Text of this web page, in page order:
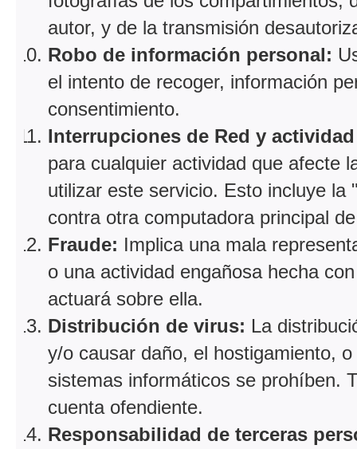
autor, y de la transmisión
Robo de información personal:
el intento de recoger, información
consentimiento.
Interrupciones de Red y
para cualquier actividad que afecte
utilizar este servicio. Esto incluye
contra otra computadora principal
Fraude: Implica una mala
o una actividad engañosa hecha
actuará sobre ella.
Distribución de virus: La
y/o causar daño, el hostigamiento,
sistemas informáticos se prohíben.
cuenta ofendiente.
Responsabilidad de terceras